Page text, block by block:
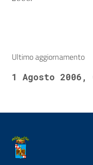
Ultimo aggiornamento
1 Agosto 2006,